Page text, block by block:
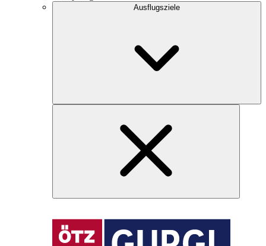
Ausflugsziele